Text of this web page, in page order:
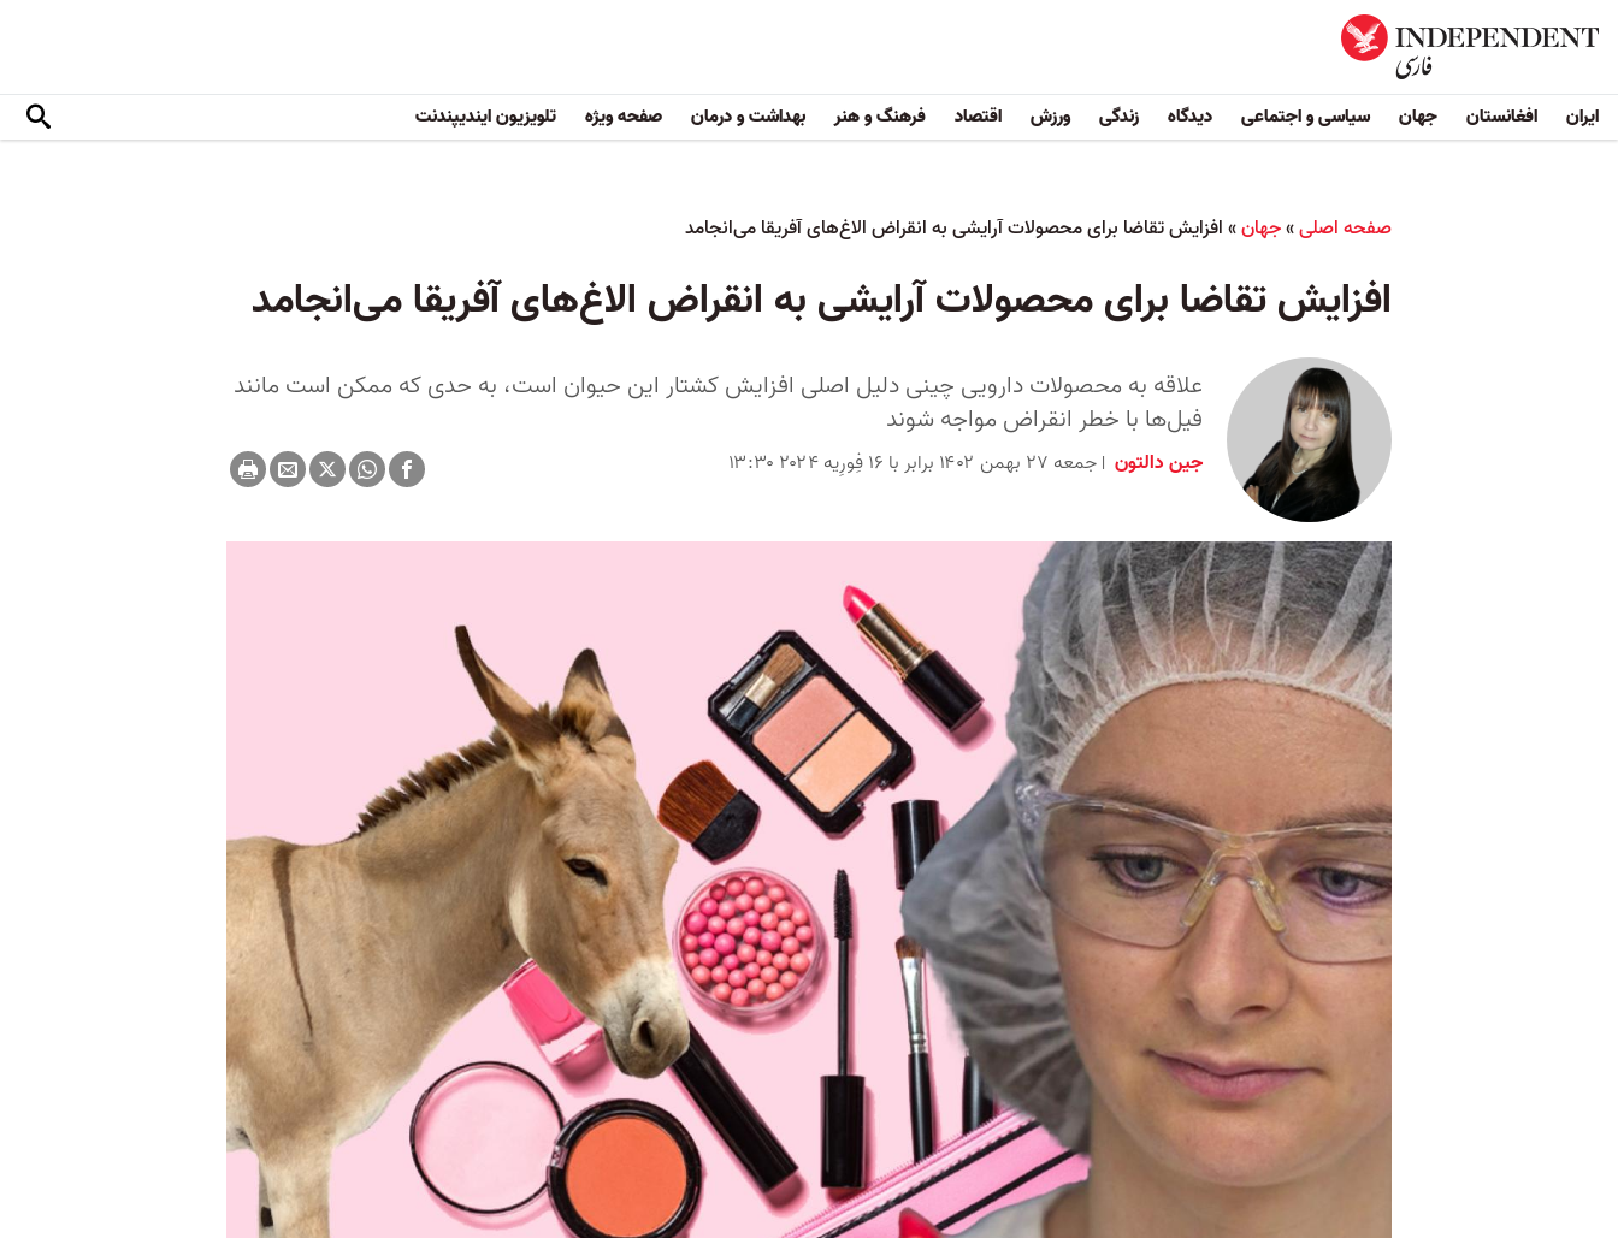
ایران افغانستان جهان سیاسی و اجتماعی دیدگاه زندگی ورزش اقتصاد فرهنگ و هنر بهداشت و درمان صفحه ویژه تلویزیون ایندیپندنت
صفحه اصلی»جهان»افزایش تقاضا برای محصولات آرایشی به انقراض الاغ‌های آفریقا می‌انجامد
افزایش تقاضا برای محصولات آرایشی به انقراض الاغ‌های آفریقا می‌انجامد
علاقه به محصولات دارویی چینی دلیل اصلی افزایش کشتار این حیوان است، به حدی که ممکن است مانند
فیل‌ها با خطر انقراض مواجه شوند
جین دالتون جمعه ۲۷ بهمن ۱۴۰۲ برابر با ۱۶ فِورِیه ۲۰۲۴ ۱۳:۳۰